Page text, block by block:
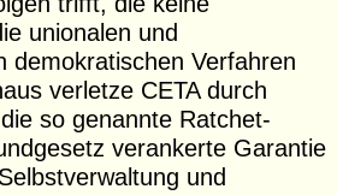
unionalen und
demokratischen Verfahren
verletze CETA durch
so genannte Ratchet-
verankerte Garantie
und